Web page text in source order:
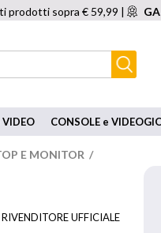
prodotti sopra € 59,99 |
VIDEO CONSOLE e
E MONITOR /
RIVENDITORE UFFICIALE